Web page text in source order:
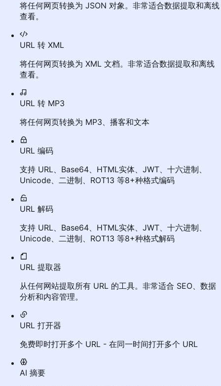
将任何网页转换为 JSON 对象。非常适合数据提取和离线
查看。
URL 转 XML
将任何网页转换为 XML 文档。非常适合数据提取和离线
查看。
URL 转 MP3
将任何网页转换为 MP3、播客和文本
URL 编码
支持 URL、Base64、HTML实体、JWT、十六进制、
Unicode、二进制、ROT13 等8+种格式编码
URL 解码
支持 URL、Base64、HTML实体、JWT、十六进制、
Unicode、二进制、ROT13 等8+种格式解码
URL 提取器
从任何网站提取所有 URL 的工具。非常适合 SEO、数据
分析和内容管理。
URL 打开器
免费即时打开多个 URL - 在同一时间打开多个 URL
AI 摘要